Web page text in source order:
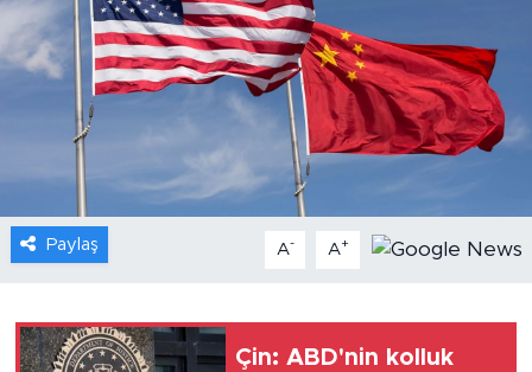
Paylaş A- A+
Çin: ABD'nin kolluk
Gündem
Video
Sağlık
Foto Haber
Xinhua Türkiye